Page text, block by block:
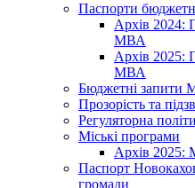
Паспорти
Архів 2024:
МВА
Архів 2025:
МВА
Бюджетні запити
Прозорість та
Регуляторна
Міські програми
Архів 2025:
Паспорт
громади